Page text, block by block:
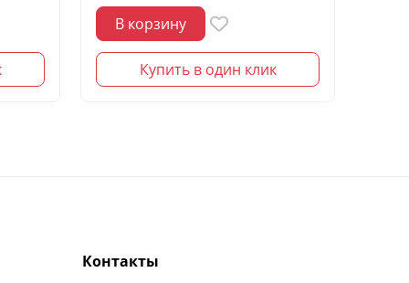
В корзину
Купить в один клик
Контакты